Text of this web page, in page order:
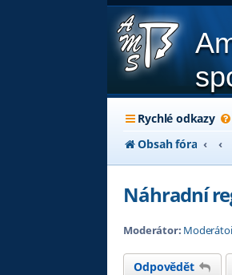
Rychlé odkazy
Obsah fóra
Náhradní
Moderátor:
Odpovědět